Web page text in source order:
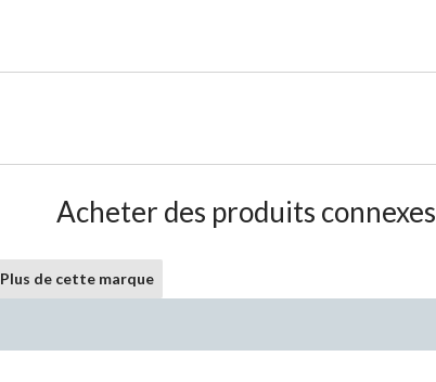
Acheter des produits connexes
Plus de cette marque